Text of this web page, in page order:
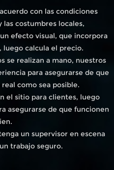
con las condiciones
costumbres locales,
efecto visual, que incorpora
luego calcula el precio.
se realizan a mano, nuestros
para asegurarse de que
como sea posible.
el sitio para clientes, luego
asegurarse de que funcionen
un supervisor en escena
trabajo seguro.